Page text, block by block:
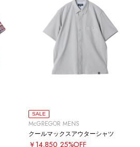
SALE
McGREGOR MENS
クールマックスアウターシャツ
￥14,850 25%OFF